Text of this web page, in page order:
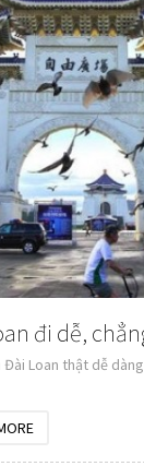
đi dễ,
Loan thật dễ